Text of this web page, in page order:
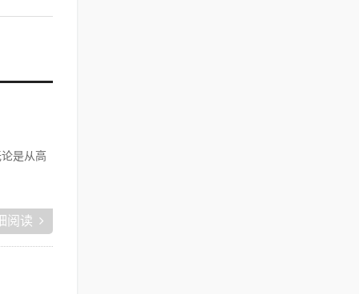
是从高
阅读